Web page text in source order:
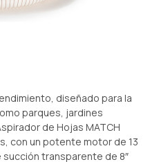
diseñado para la
parques, jardines
de Hojas MATCH
con un potente motor de 13
transparente de 8″